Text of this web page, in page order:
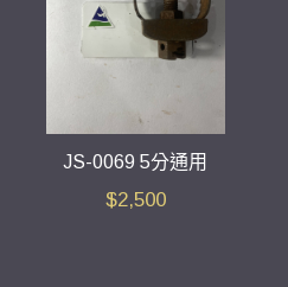
JS-0069 5分通用
$2,500